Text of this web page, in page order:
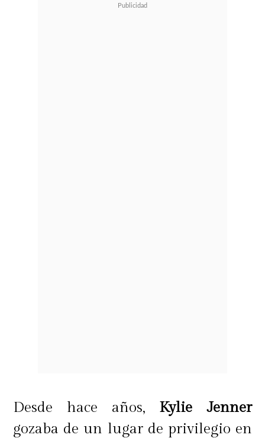
Desde hace años, Kylie Jenner
gozaba de un lugar de privilegio en